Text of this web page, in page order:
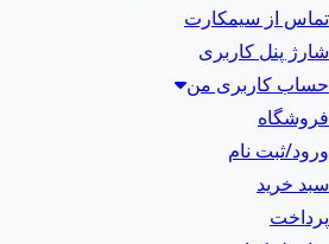
تماس از سیمکارت
شارژ پنل کاربری
حساب کاربری من
فروشگاه
ورود/ثبت نام
سبد خرید
پرداخت